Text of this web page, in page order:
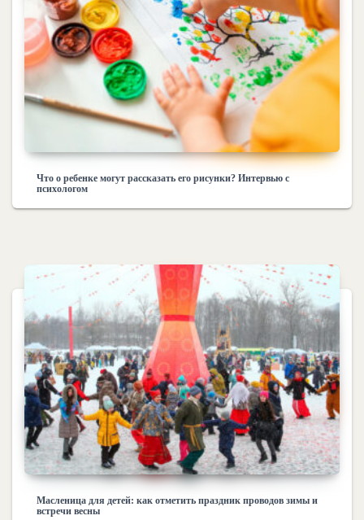
Что о ребенке могут рассказать его рисунки? Интервью с
психологом
Масленица для детей: как отметить праздник проводов зимы и
встречи весны